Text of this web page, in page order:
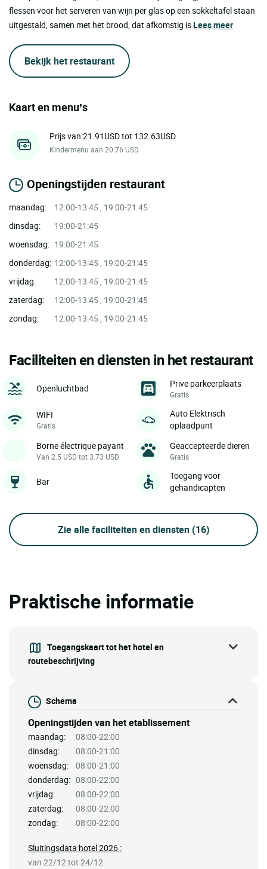
flessen voor het serveren van wijn per glas op een sokkeltafel staan
uitgestald, samen met het brood, dat afkomstig isLees meer
Bekijk het restaurant
Kaart en menu’s
Prijs van 21.91USD tot 132.63USD
Kindermenu aan 20.76 USD
Openingstijden restaurant
maandag:
12:00-13:45 , 19:00-21:45
dinsdag:
19:00-21:45
woensdag: 19:00-21:45
donderdag: 12:00-13:45 , 19:00-21:45
vrijdag:
12:00-13:45 , 19:00-21:45
zaterdag:
12:00-13:45 , 19:00-21:45
zondag:
12:00-13:45 , 19:00-21:45
Faciliteiten en diensten in het restaurant
Openluchtbad Prive parkeerplaats
Gratis
WIFI
Gratis
Auto Elektrisch
oplaadpunt
Borne électrique payant
Van 2.5 USD tot 3.73 USD
Geaccepteerde dieren
Gratis
Bar
Toegang voor
gehandicapten
Zie alle faciliteiten en diensten (16)
Praktische informatie
Toegangskaart tot het hotel en
routebeschrijving
Schema
Openingstijden van het etablissement
maandag:
08:00-22:00
dinsdag:
08:00-21:00
woensdag:
08:00-21:00
donderdag: 08:00-22:00
vrijdag:
08:00-22:00
zaterdag:
08:00-22:00
zondag:
08:00-22:00
Sluitingsdata hotel 2026 :
van 22/12 tot 24/12